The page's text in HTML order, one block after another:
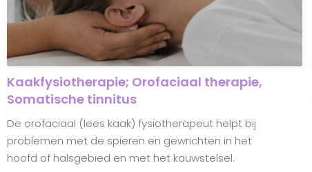
Kaakfysiotherapie; Orofaciaal therapie,
Somatische tinnitus
De orofaciaal (lees kaak) fysiotherapeut helpt bij
problemen met de spieren en gewrichten in het
hoofd of halsgebied en met het kauwstelsel.